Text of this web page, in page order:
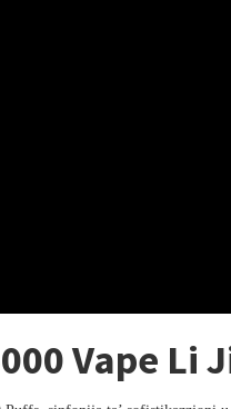
Vape Li